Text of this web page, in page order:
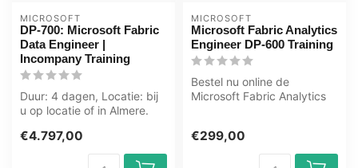
MICROSOFT
DP-700: Microsoft Fabric
Data Engineer |
Incompany Training
Duur: 4 dagen, Locatie: bij
u op locatie of in Almere.
€4.797,00
MICROSOFT
Microsoft Fabric Analytics
Engineer DP-600 Training
Bestel nu online de
Microsoft Fabric Analytics
€299,00